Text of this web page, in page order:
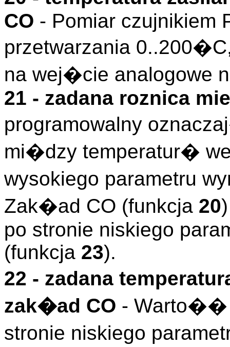
CO - Pomiar czujnikiem
przetwarzania
na wej�cie analogowe
21 - zadana roznica
programowalny
mi�dzy temperatur�
wysokiego parametru
Zak�ad CO (funkcja 20
po stronie niskiego
(funkcja 23).
22 - zadana
zak�ad CO - Warto��
stronie niskiego